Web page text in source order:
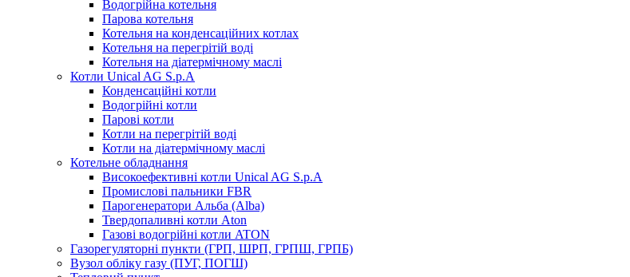
Водогрійна котельня
Парова котельня
Котельня на конденсаційних котлах
Котельня на перегрітій воді
Котельня на діатермічному маслі
Котли Unical AG S.p.A
Конденсаційні котли
Водогрійні котли
Парові котли
Котли на перегрітій воді
Котли на діатермічному маслі
Котельне обладнання
Високоефективні котли Unical AG S.p.A
Промислові пальники FBR
Парогенератори Альба (Alba)
Твердопаливні котли Aton
Газові водогрійні котли ATON
Газорегуляторні пункти (ГРП, ШРП, ГРПШ, ГРПБ)
Вузол обліку газу (ПУГ, ПОГШ)